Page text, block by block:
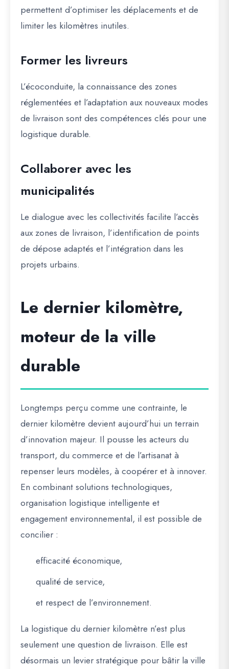
permettent d’optimiser les déplacements et de
limiter les kilomètres inutiles.
Former les livreurs
L’écoconduite, la connaissance des zones
réglementées et l’adaptation aux nouveaux modes
de livraison sont des compétences clés pour une
logistique durable.
Collaborer avec les
municipalités
Le dialogue avec les collectivités facilite l’accès
aux zones de livraison, l’identification de points
de dépose adaptés et l’intégration dans les
projets urbains.
Le dernier kilomètre,
moteur de la ville
durable
Longtemps perçu comme une contrainte, le
dernier kilomètre devient aujourd’hui un terrain
d’innovation majeur. Il pousse les acteurs du
transport, du commerce et de l’artisanat à
repenser leurs modèles, à coopérer et à innover.
En combinant solutions technologiques,
organisation logistique intelligente et
engagement environnemental, il est possible de
concilier :
efficacité économique,
qualité de service,
et respect de l’environnement.
La logistique du dernier kilomètre n’est plus
seulement une question de livraison. Elle est
désormais un levier stratégique pour bâtir la ville